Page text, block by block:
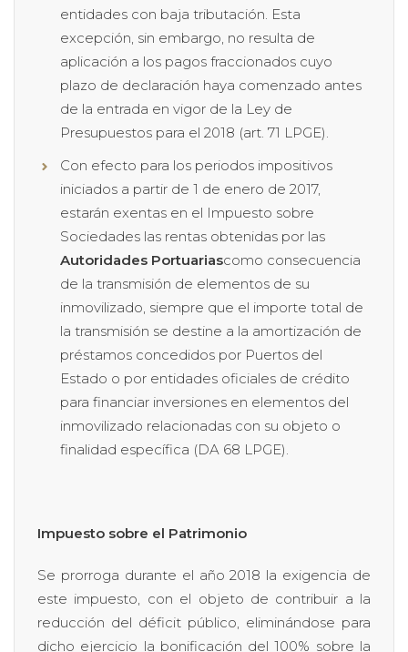
entidades con baja tributación. Esta
excepción, sin embargo, no resulta de
aplicación a los pagos fraccionados cuyo
plazo de declaración haya comenzado antes
de la entrada en vigor de la Ley de
Presupuestos para el 2018 (art. 71 LPGE).
Con efecto para los periodos impositivos
iniciados a partir de 1 de enero de 2017,
estarán exentas en el Impuesto sobre
Sociedades las rentas obtenidas por las
Autoridades Portuariascomo consecuencia
de la transmisión de elementos de su
inmovilizado, siempre que el importe total de
la transmisión se destine a la amortización de
préstamos concedidos por Puertos del
Estado o por entidades oficiales de crédito
para financiar inversiones en elementos del
inmovilizado relacionadas con su objeto o
finalidad específica (DA 68 LPGE).
Impuesto sobre el Patrimonio
Se prorroga durante el año 2018 la exigencia de
este impuesto, con el objeto de contribuir a la
reducción del déficit público, eliminándose para
dicho ejercicio la bonificación del 100% sobre la